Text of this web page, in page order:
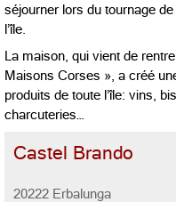
séjourner lors du tournage
l’île.
La maison, qui vient de
Maisons Corses », a créé
produits de toute l’île: vins,
charcuteries…
Castel Brando
20222 Erbalunga